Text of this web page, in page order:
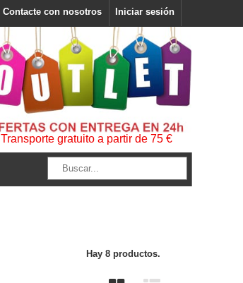
Iniciar sesión
Contacte con nosotros
Transporte gratuito a partir de 75 €
Hay 8 productos.